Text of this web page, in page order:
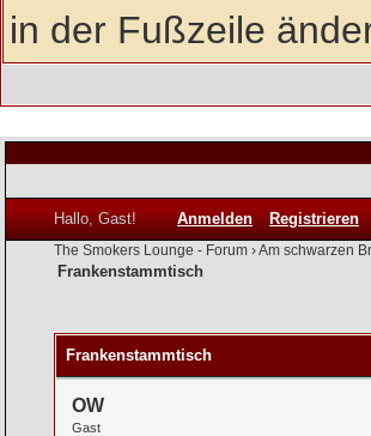
in der Fußzeile
Hallo, Gast! Anmelden Registrieren
The Smokers Lounge - Forum ›Am schwarzen
Frankenstammtisch
Frankenstammtisch
OW
Gast